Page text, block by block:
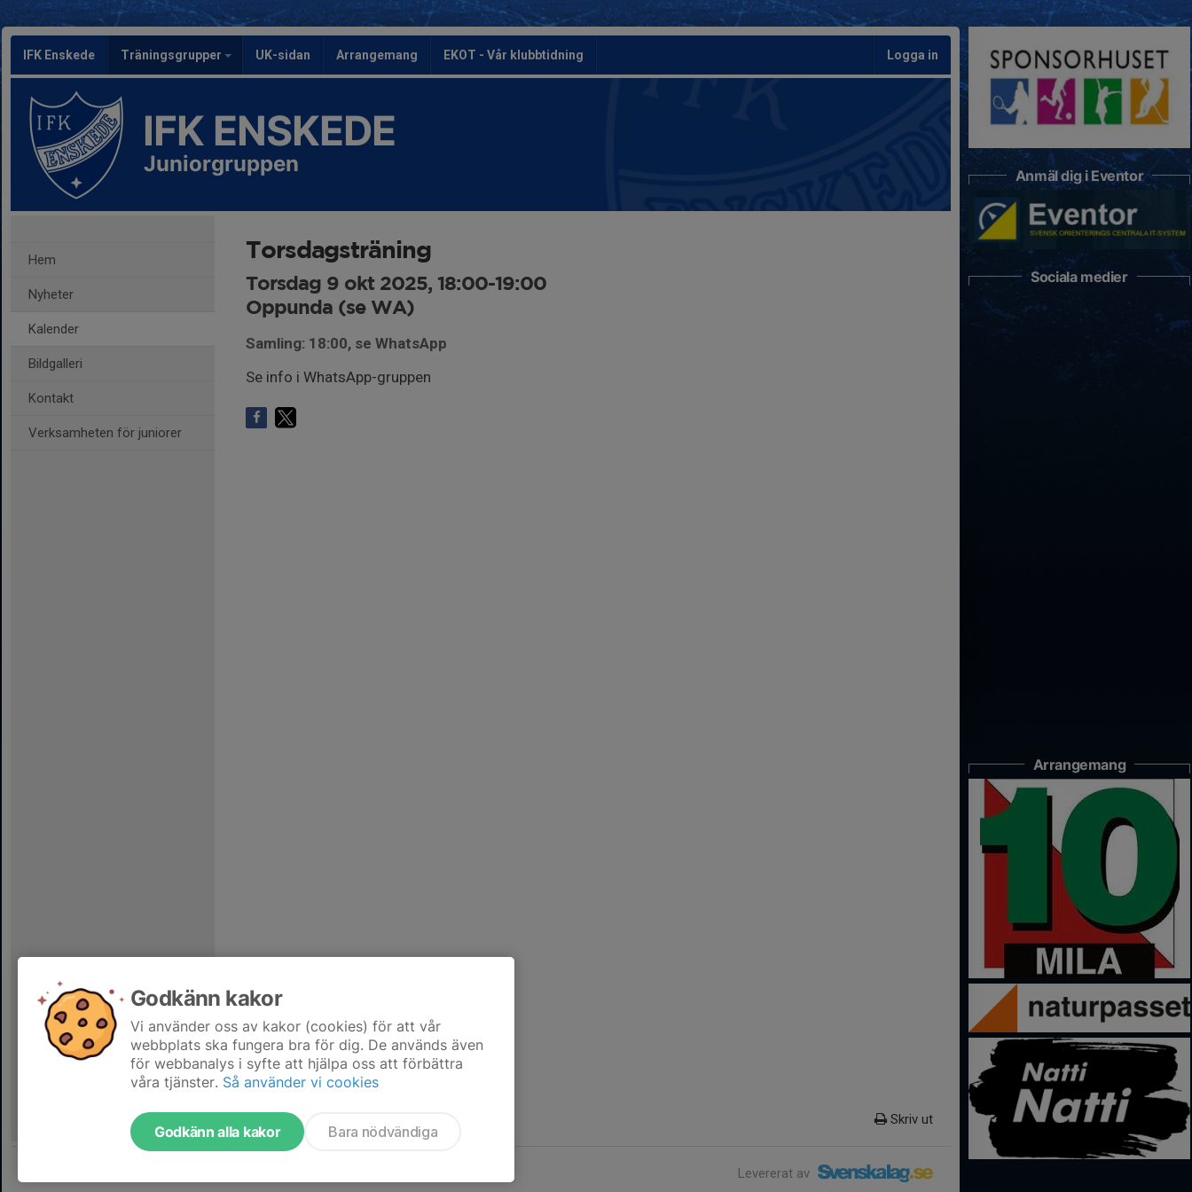
IFK Enskede Träningsgrupper UK-sidan Arrangemang EKOT - Vår klubbtidning Logga in
IFK ENSKEDE
Juniorgruppen
Hem
Nyheter
Kalender
Bildgalleri
Kontakt
Verksamheten för juniorer
Torsdagsträning
Torsdag 9 okt 2025, 18:00-19:00
Oppunda (se WA)
Samling: 18:00, se WhatsApp
Se info i WhatsApp-gruppen
Skriv ut
Levererat av
Anmäl dig i Eventor
Sociala medier
Arrangemang
Godkänn kakor
Vi använder oss av kakor (cookies) för att vår
webbplats ska fungera bra för dig. De används även
för webbanalys i syfte att hjälpa oss att förbättra
våra tjänster. Så använder vi cookies
Godkänn alla kakor Bara nödvändiga